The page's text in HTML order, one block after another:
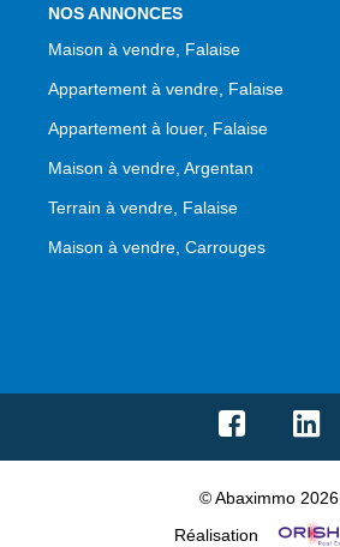
NOS ANNONCES
Maison à vendre, Falaise
Appartement à vendre, Falaise
Appartement à louer, Falaise
Maison à vendre, Argentan
Terrain à vendre, Falaise
Maison à vendre, Carrouges
© Abaximmo 2026
Réalisation